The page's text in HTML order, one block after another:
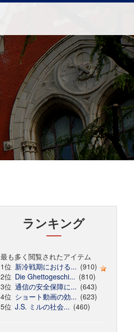
ランキング
最も多く閲覧されたアイテム
1位 新冷戦期における... (910)
2位 Die Ghettogeschi... (810)
3位 通信の安全保障に... (643)
4位 ショート動画の効... (623)
5位 J.S. ミルの社会... (460)